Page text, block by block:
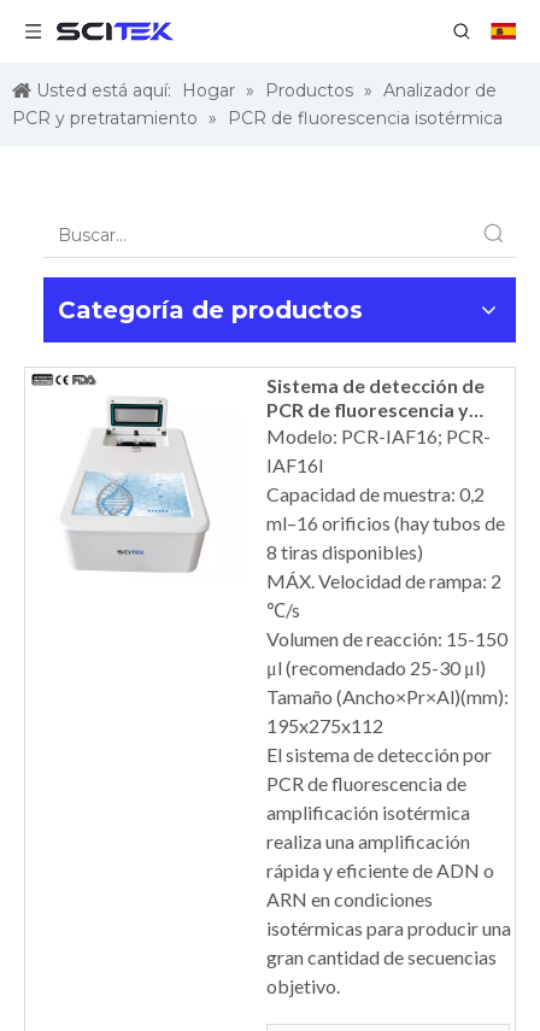
Usted está aquí: Hogar » Productos » Analizador de
PCR y pretratamiento » PCR de fluorescencia isotérmica
Categoría de productos
Sistema de detección de
PCR de fluorescencia y
amplificación isotérmica
Modelo: PCR-IAF16; PCR-
IAF16I
Capacidad de muestra: 0,2
ml–16 orificios (hay tubos de
8 tiras disponibles)
MÁX. Velocidad de rampa: 2
℃/s
Volumen de reacción: 15-150
μl (recomendado 25-30 μl)
Tamaño (Ancho×Pr×Al)(mm):
195x275x112
El sistema de detección por
PCR de fluorescencia de
amplificación isotérmica
realiza una amplificación
rápida y eficiente de ADN o
ARN en condiciones
isotérmicas para producir una
gran cantidad de secuencias
objetivo.